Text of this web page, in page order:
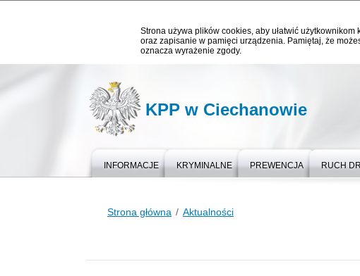
Strona używa plików cookies, aby ułatwić
oraz zapisanie w pamięci urządzenia. Pamiętaj, że
oznacza wyrażenie zgody.
KPP w Ciechanowie
INFORMACJE KRYMINALNE PREWENCJA RUCH
Strona główna Aktualności